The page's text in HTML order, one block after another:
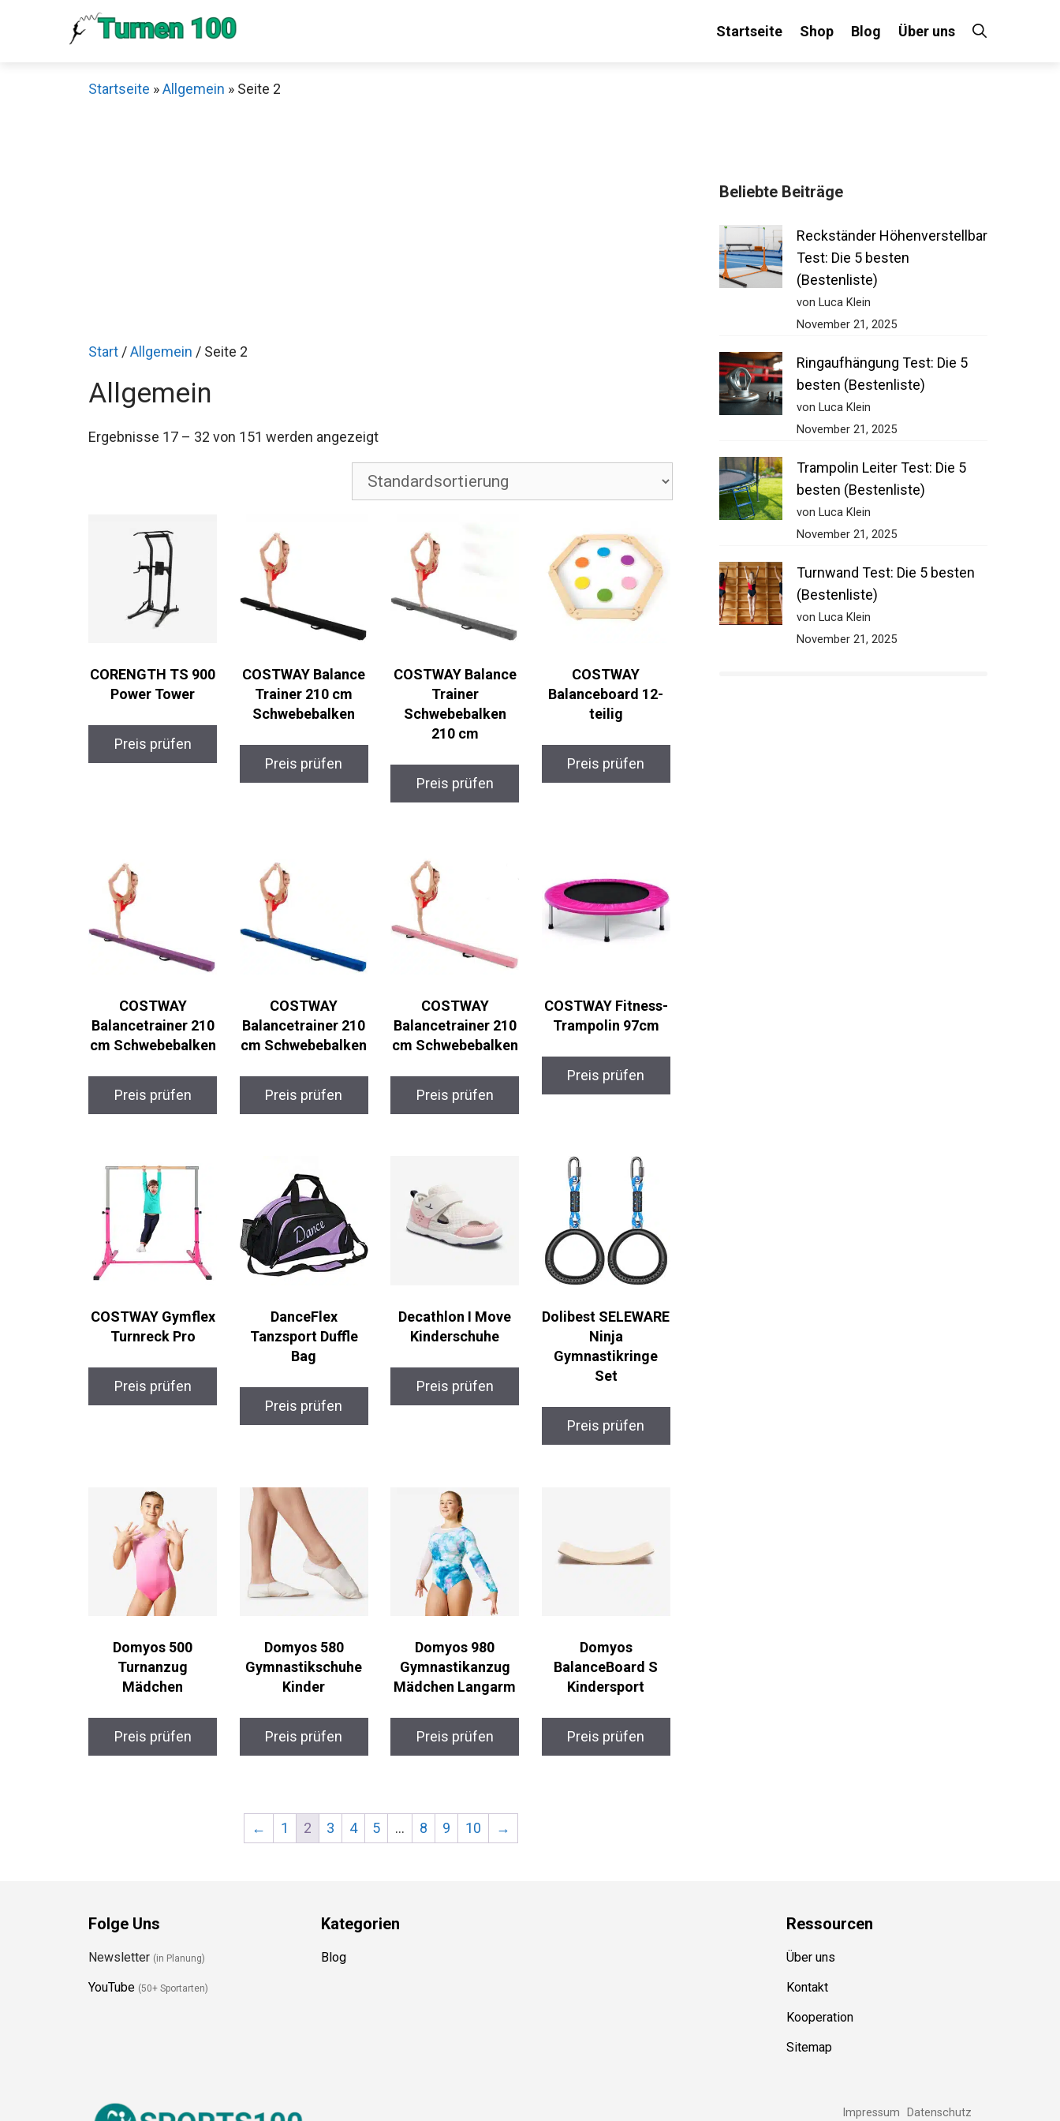
Startseite Shop Blog Über uns
Startseite »Allgemein » Seite 2
Start /Allgemein / Seite 2
Allgemein
Ergebnisse 17 – 32 von 151 werden angezeigt
CORENGTH TS 900
Power Tower
Preis prüfen
COSTWAY Balance
Trainer 210 cm
Schwebebalken
Preis prüfen
COSTWAY Balance
Trainer
Schwebebalken
210 cm
Preis prüfen
COSTWAY
Balanceboard 12-
teilig
Preis prüfen
COSTWAY
Balancetrainer 210
cm Schwebebalken
Preis prüfen
COSTWAY
Balancetrainer 210
cm Schwebebalken
Preis prüfen
COSTWAY
Balancetrainer 210
cm Schwebebalken
Preis prüfen
COSTWAY Fitness-
Trampolin 97cm
Preis prüfen
COSTWAY Gymflex
Turnreck Pro
Preis prüfen
DanceFlex
Tanzsport Duffle
Bag
Preis prüfen
Decathlon I Move
Kinderschuhe
Preis prüfen
Dolibest SELEWARE
Ninja
Gymnastikringe
Set
Preis prüfen
Domyos 500
Turnanzug
Mädchen
Preis prüfen
Domyos 580
Gymnastikschuhe
Kinder
Preis prüfen
Domyos 980
Gymnastikanzug
Mädchen Langarm
Preis prüfen
Domyos
BalanceBoard S
Kindersport
Preis prüfen
← 1 2 3 4 5 … 8 9 10 →
Beliebte Beiträge
Reckständer Höhenverstellbar
Test: Die 5 besten
(Bestenliste)
von Luca Klein
November 21, 2025
Ringaufhängung Test: Die 5
besten (Bestenliste)
von Luca Klein
November 21, 2025
Trampolin Leiter Test: Die 5
besten (Bestenliste)
von Luca Klein
November 21, 2025
Turnwand Test: Die 5 besten
(Bestenliste)
von Luca Klein
November 21, 2025
Folge Uns
Newsletter (in Planung)
YouTube (50+ Sportarten)
Kategorien
Blog
Ressourcen
Über uns
Kontakt
Kooperation
Sitemap
Impressum Datenschutz